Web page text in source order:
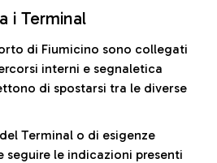
i Terminal
di Fiumicino sono collegati
interni e segnaletica
di spostarsi tra le diverse
Terminal o di esigenze
seguire le indicazioni presenti